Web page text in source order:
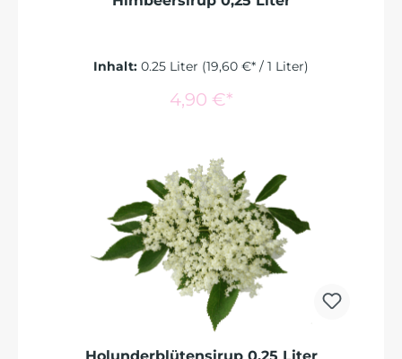
Inhalt: 0.25 Liter (19,60 €* / 1 Liter)
4,90 €*
In den Warenkorb